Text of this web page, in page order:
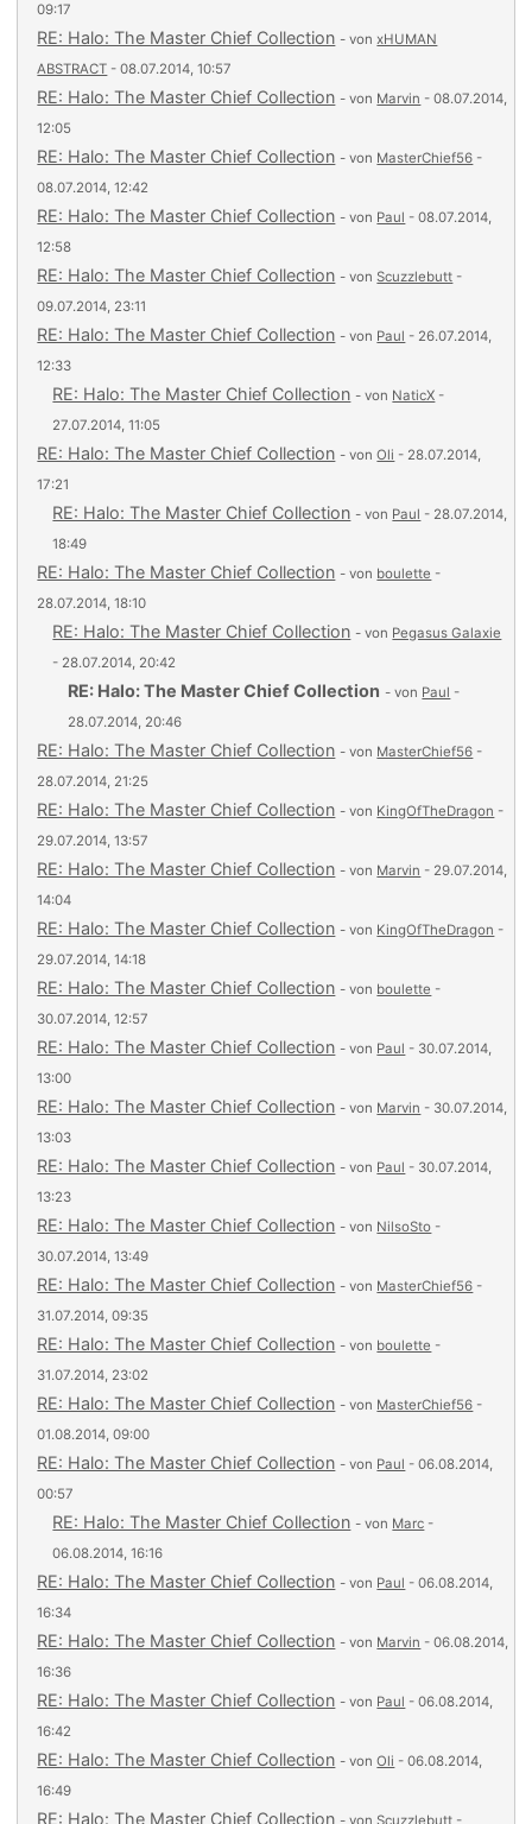
09:17
RE: Halo: The Master Chief Collection - vonxHUMAN
ABSTRACT - 08.07.2014, 10:57
RE: Halo: The Master Chief Collection - von Marvin - 08.07.2014,
12:05
RE: Halo: The Master Chief Collection - von MasterChief56 -
08.07.2014, 12:42
RE: Halo: The Master Chief Collection - von Paul - 08.07.2014,
12:58
RE: Halo: The Master Chief Collection - vonScuzzlebutt -
09.07.2014, 23:11
RE: Halo: The Master Chief Collection - von Paul - 26.07.2014,
12:33
RE: Halo: The Master Chief Collection - von NaticX -
27.07.2014, 11:05
RE: Halo: The Master Chief Collection - vonOli - 28.07.2014,
17:21
RE: Halo: The Master Chief Collection - von Paul - 28.07.2014,
18:49
RE: Halo: The Master Chief Collection - von boulette -
28.07.2014, 18:10
RE: Halo: The Master Chief Collection - von Pegasus Galaxie
- 28.07.2014, 20:42
RE: Halo: The Master Chief Collection - von Paul -
28.07.2014, 20:46
RE: Halo: The Master Chief Collection - von MasterChief56 -
28.07.2014, 21:25
RE: Halo: The Master Chief Collection - von KingOfTheDragon -
29.07.2014, 13:57
RE: Halo: The Master Chief Collection - von Marvin - 29.07.2014,
14:04
RE: Halo: The Master Chief Collection - von KingOfTheDragon -
29.07.2014, 14:18
RE: Halo: The Master Chief Collection - von boulette -
30.07.2014, 12:57
RE: Halo: The Master Chief Collection - von Paul - 30.07.2014,
13:00
RE: Halo: The Master Chief Collection - von Marvin - 30.07.2014,
13:03
RE: Halo: The Master Chief Collection - von Paul - 30.07.2014,
13:23
RE: Halo: The Master Chief Collection - von NilsoSto -
30.07.2014, 13:49
RE: Halo: The Master Chief Collection - von MasterChief56 -
31.07.2014, 09:35
RE: Halo: The Master Chief Collection - von boulette -
31.07.2014, 23:02
RE: Halo: The Master Chief Collection - von MasterChief56 -
01.08.2014, 09:00
RE: Halo: The Master Chief Collection - von Paul - 06.08.2014,
00:57
RE: Halo: The Master Chief Collection - von Marc -
06.08.2014, 16:16
RE: Halo: The Master Chief Collection - von Paul - 06.08.2014,
16:34
RE: Halo: The Master Chief Collection - von Marvin - 06.08.2014,
16:36
RE: Halo: The Master Chief Collection - von Paul - 06.08.2014,
16:42
RE: Halo: The Master Chief Collection - vonOli - 06.08.2014,
16:49
RE: Halo: The Master Chief Collection - vonScuzzlebutt -